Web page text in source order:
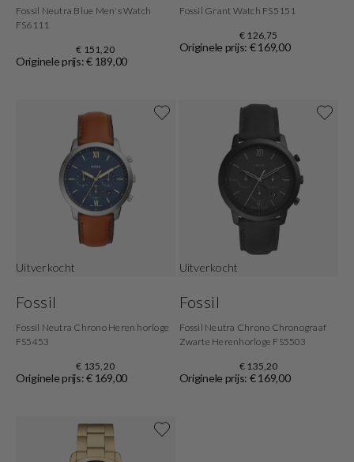
Fossil Neutra Blue Men's Watch
FS6111
€ 151,20
Originele prijs: € 189,00
Fossil Grant Watch FS5151
€ 126,75
Originele prijs: € 169,00
Uitverkocht
Fossil
Fossil Neutra Chrono Heren horloge
FS5453
€ 135,20
Originele prijs: € 169,00
Uitverkocht
Fossil
Fossil Neutra Chrono Chronograaf
Zwarte Herenhorloge FS5503
€ 135,20
Originele prijs: € 169,00